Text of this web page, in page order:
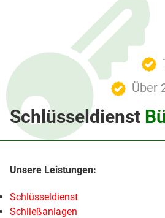
Über
Schlüsseldienst
Schlüsseldienst
Schließanlagen